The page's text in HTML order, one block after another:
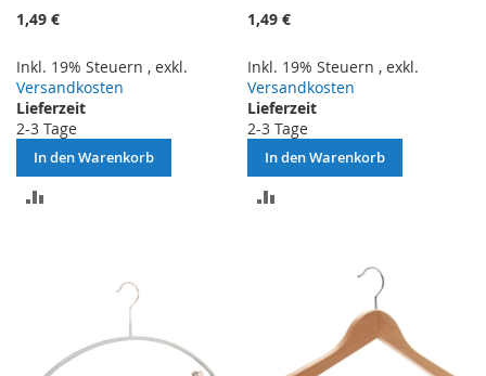
1,49 €
Inkl. 19% Steuern , exkl.
Versandkosten
Lieferzeit
2-3 Tage
In den Warenkorb
1,49 €
Inkl. 19% Steuern ,exkl.
Versandkosten
Lieferzeit
2-3 Tage
In den Warenkorb
HINZUFÜGEN